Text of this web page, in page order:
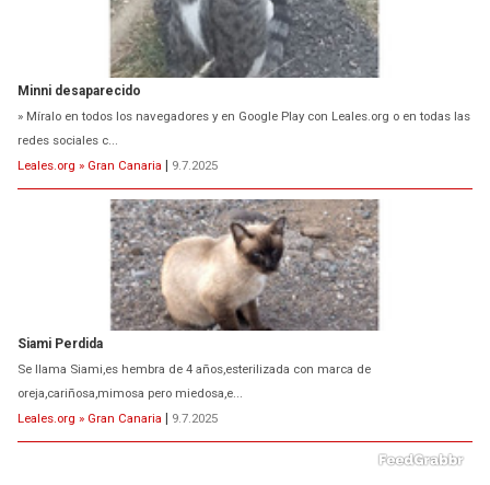
Minni desaparecido
» Míralo en todos los navegadores y en Google Play con Leales.org o en todas las
redes sociales c...
Leales.org » Gran Canaria | 9.7.2025
Siami Perdida
Se llama Siami,es hembra de 4 años,esterilizada con marca de
oreja,cariñosa,mimosa pero miedosa,e...
Leales.org » Gran Canaria | 9.7.2025